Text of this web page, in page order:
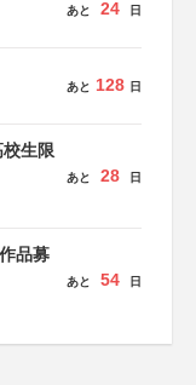
あと 24 日
あと 128 日
生限
あと 28 日
品募
あと 54 日